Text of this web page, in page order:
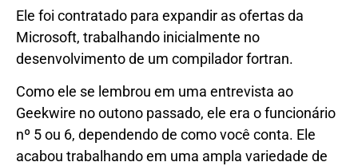
Ele foi contratado para expandir as ofertas da
Microsoft, trabalhando inicialmente no
desenvolvimento de um compilador fortran.
Como ele se lembrou em uma entrevista ao
Geekwire no outono passado, ele era o funcionário
nº 5 ou 6, dependendo de como você conta. Ele
acabou trabalhando em uma ampla variedade de